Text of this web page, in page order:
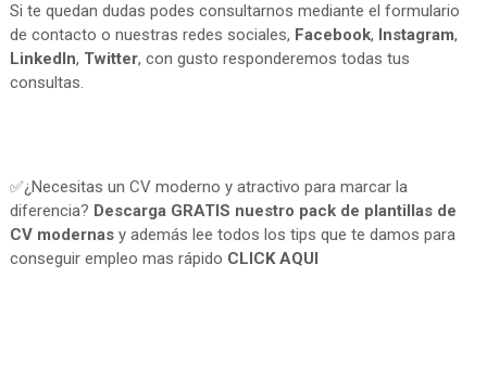
Si te quedan dudas podes consultarnos mediante el formulario
de contacto o nuestras redes sociales, Facebook, Instagram,
LinkedIn, Twitter, con gusto responderemos todas tus
consultas.
✅¿Necesitas un CV moderno y atractivo para marcar la
diferencia? Descarga GRATIS nuestro pack de plantillas de
CV modernasy además lee todos los tips que te damos para
conseguir empleo mas rápido CLICK AQUI